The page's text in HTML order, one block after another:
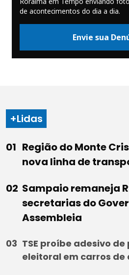
de acontecimentos do dia a dia.
Envie sua
+Lidas
Região do Monte
nova linha de
Sampaio remaneja
secretarias do
Assembleia
TSE proíbe adesivo
eleitoral em carros de